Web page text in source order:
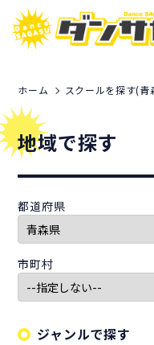
ホーム スクールを探す(青
地域で探す
都道府県
市町村
ジャンルで探す